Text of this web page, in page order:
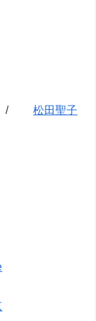
～ /松田聖子